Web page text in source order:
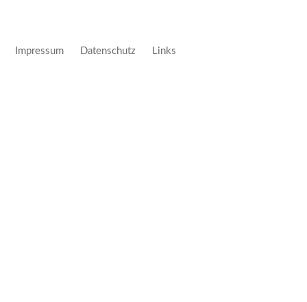
Impressum Datenschutz Links